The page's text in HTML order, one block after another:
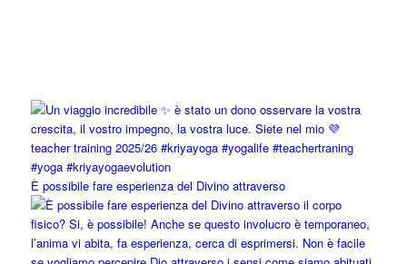
È possibile fare esperienza del Divino attraverso